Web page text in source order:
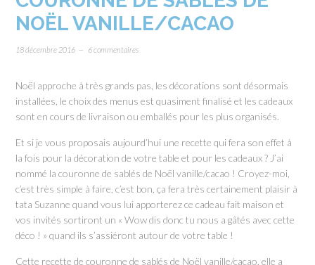
NOËL VANILLE/CACAO
18 décembre 2016 6 commentaires
Noël approche à très grands pas, les décorations sont désormais
installées, le choix des menus est quasiment finalisé et les cadeaux
sont en cours de livraison ou emballés pour les plus organisés.
Et si je vous proposais aujourd’hui une recette qui fera son effet à
la fois pour la décoration de votre table et pour les cadeaux ? J’ai
nommé la couronne de sablés de Noël vanille/cacao ! Croyez-moi,
c’est très simple à faire, c’est bon, ça fera très certainement plaisir à
tata Suzanne quand vous lui apporterez ce cadeau fait maison et
vos invités sortiront un « Wow dis donc tu nous a gâtés avec cette
déco ! » quand ils s’assiéront autour de votre table !
Cette recette de couronne de sablés de Noël vanille/cacao, elle a